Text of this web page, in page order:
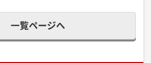
一覧ページへ